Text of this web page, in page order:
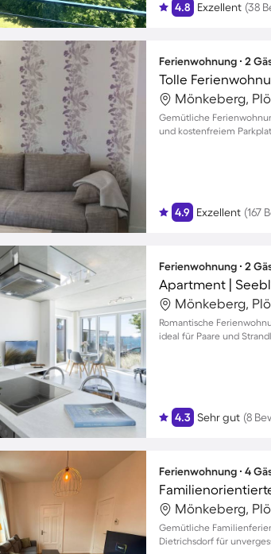
4.8 Exzellent (38
Ferienwohnung ∙ 2
Mönkeberg,
Gemütliche
und kostenfreiem
4.9 Exzellent (167
Ferienwohnung ∙ 2
Apartment |
Mönkeberg,
Romantische
ideal für Paare und
4.3 Sehr gut (8
Ferienwohnung ∙ 4
Mönkeberg,
Gemütliche
Dietrichsdorf für